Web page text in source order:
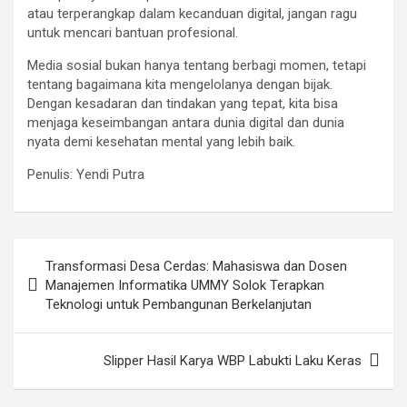
atau terperangkap dalam kecanduan digital, jangan ragu
untuk mencari bantuan profesional.
Media sosial bukan hanya tentang berbagi momen, tetapi
tentang bagaimana kita mengelolanya dengan bijak.
Dengan kesadaran dan tindakan yang tepat, kita bisa
menjaga keseimbangan antara dunia digital dan dunia
nyata demi kesehatan mental yang lebih baik.
Penulis: Yendi Putra
navigation
Transformasi Desa Cerdas: Mahasiswa dan Dosen
Manajemen Informatika UMMY Solok Terapkan
Teknologi untuk Pembangunan Berkelanjutan
Slipper Hasil Karya WBP Labukti Laku Keras